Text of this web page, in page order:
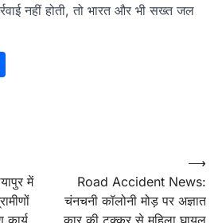
नहीं होती, तो भारत और भी सख्त जल
में
कार्य
Road Accident News:
चंनचनी कॉलोनी मोड़ पर अज्ञात
कार की टक्कर से महिला घायल
⟶